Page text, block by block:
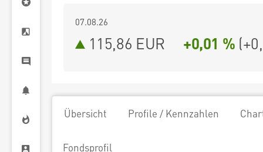
07.08.26
115,86 EUR +0,01 % (
Übersicht Profile / Kennzahlen
Fondsprofil